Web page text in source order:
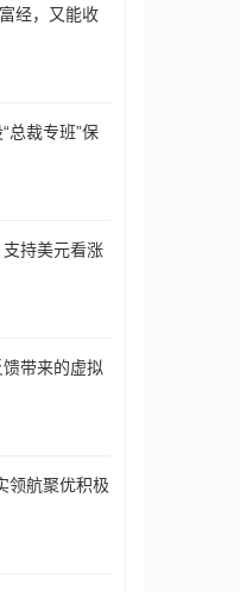
经，又能收
总裁专班”保
持美元看涨
带来的虚拟
领航聚优积极